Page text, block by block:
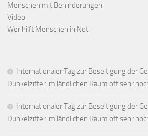
Menschen mit Behinderungen
Video
Wer hilft Menschen in Not
Internationaler Tag zur Beseitigung der
Dunkelziffer im ländlichen Raum oft sehr
Internationaler Tag zur Beseitigung der
Dunkelziffer im ländlichen Raum oft sehr